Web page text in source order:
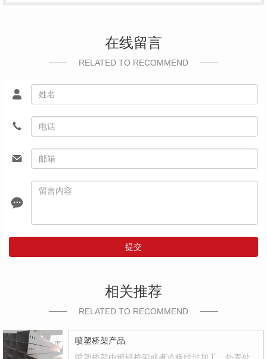
在线留言
RELATED TO RECOMMEND
提交
相关推荐
RELATED TO RECOMMEND
喷塑桥架产品